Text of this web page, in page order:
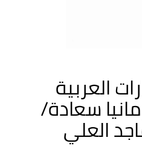
العربية
سعادة/
العلي